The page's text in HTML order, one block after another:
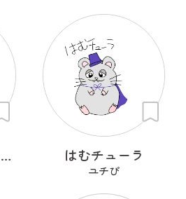
けん玉のケンくんとタマちゃん はむチューラ
ユチぴ